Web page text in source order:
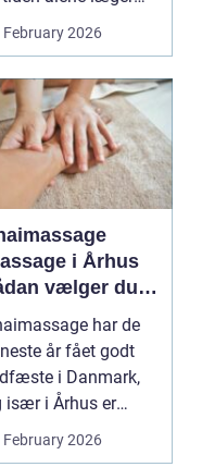
at tr...
February 2026
i Århus
vælger du
rette
har de
år fået godt
i Danmark,
især i Århus er
vokset
February 2026